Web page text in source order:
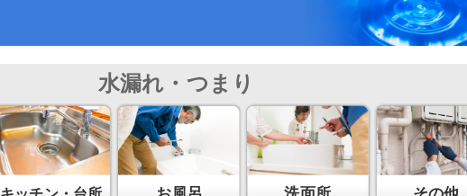
水漏れ・つまり